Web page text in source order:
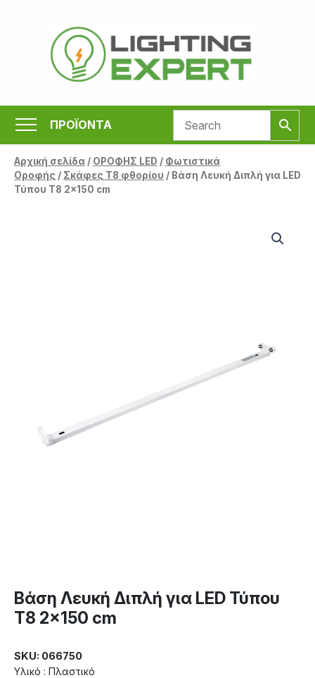
περιεχόμενο
ΠΡΟΪΟΝΤΑ
Αρχική σελίδα/ ΟΡΟΦΗΣ LED / Φωτιστικά
Οροφής / Σκάφες Τ8 φθορίου / Βάση Λευκή Διπλή για LED
Τύπου T8 2×150 cm
Βάση Λευκή Διπλή για LED Τύπου
T8 2×150 cm
SKU: 066750
Υλικό : Πλαστικό